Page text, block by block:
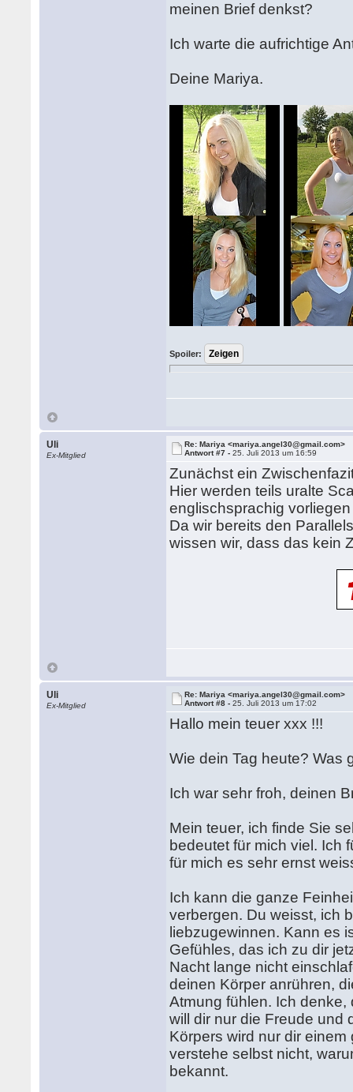
meinen Brief denkst?
Ich warte die aufrichtige
Deine Mariya.
Spoiler:
Uli
Ex-Mitglied
Re: Mariya <mariya.angel30@gmail.com>
Antwort #7 -25. Juli 2013 um 16:59
Zunächst ein
Hier werden teils uralte
englischsprachig
Da wir bereits den
wissen wir, dass das kein
Uli
Ex-Mitglied
Re: Mariya <mariya.angel30@gmail.com>
Antwort #8 -25. Juli 2013 um 17:02
Hallo mein teuer xxx !!!
Wie dein Tag heute? Was
Ich war sehr froh, deinen
Mein teuer, ich finde Sie
bedeutet für mich viel. Ich
für mich es sehr ernst
Ich kann die ganze
verbergen. Du weisst, ich
liebzugewinnen. Kann es
Gefühles, das ich zu dir
Nacht lange nicht
deinen Körper anrühren,
Atmung fühlen. Ich
will dir nur die Freude und
Körpers wird nur dir
verstehe selbst nicht,
bekannt.